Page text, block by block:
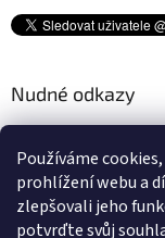
Používáme
prohlížení webu a
zlepšovali jeho
potvrďte svůj
Nudné odkazy
Platební metody
Doprava
Podmínky ochrany